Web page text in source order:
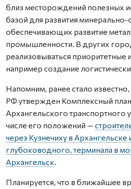
близ месторождений полезных
базой для развития
обеспечивающих развитие
промышленности. В других
реализовываться приоритетные
например создание
Напомним, ранее стало
РФ утвержден Комплексный план
Архангельского транспортного
числе его положений —
через Кузнечиху в Архангельске
глубоководного, терминала в
Архангельск.
Планируется, что в ближайшее